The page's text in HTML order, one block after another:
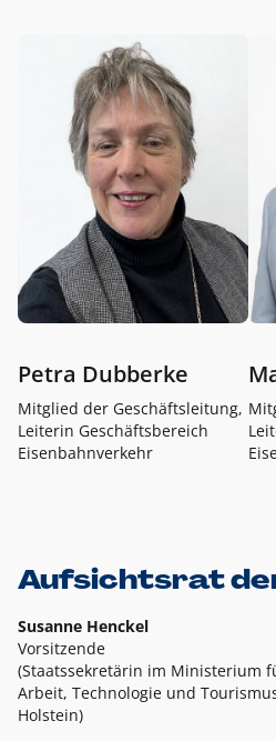
Petra Dubberke
Mitglied der Geschäftsleitung,
Leiterin Geschäftsbereich
Eisenbahnverkehr
Aufsichtsrat
Susanne Henckel
Vorsitzende
(Staatssekretärin im Ministerium
Arbeit, Technologie und
Holstein)